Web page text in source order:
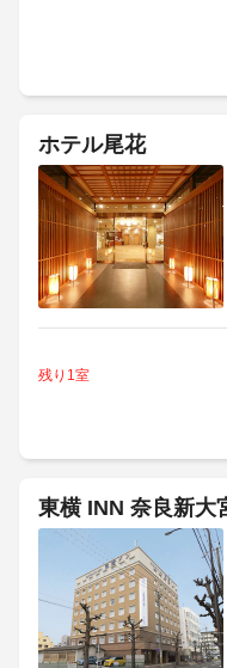
ホテル尾花
残り1室
東横 INN 奈良新大